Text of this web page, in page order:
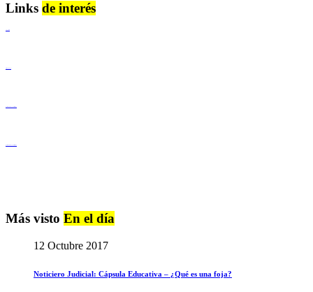
Links de interés
Más visto En el día
12 Octubre 2017
Noticiero Judicial: Cápsula Educativa – ¿Qué es una foja?